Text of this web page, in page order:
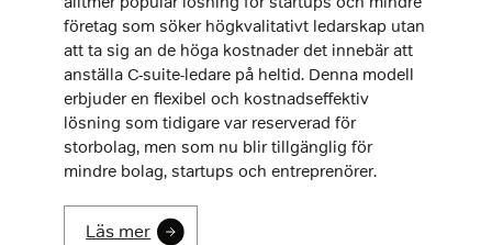
företag som söker högkvalitativt ledarskap utan
att ta sig an de höga kostnader det innebär att
anställa C-suite-ledare på heltid. Denna modell
erbjuder en flexibel och kostnadseffektiv
lösning som tidigare var reserverad för
storbolag, men som nu blir tillgänglig för
mindre bolag, startups och entreprenörer.
Läs mer